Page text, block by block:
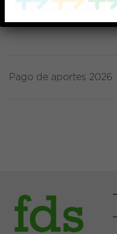
Pago de aportes 2026